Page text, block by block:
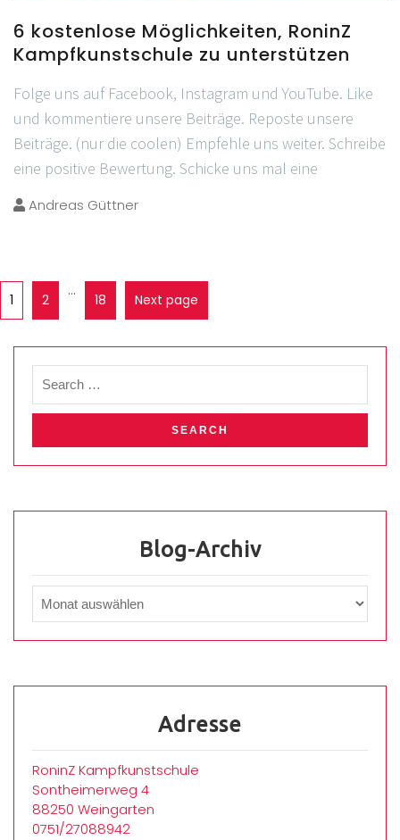
6 kostenlose Möglichkeiten, RoninZ
Kampfkunstschule zu unterstützen
Folge uns auf Facebook, Instagram und YouTube. Like
und kommentiere unsere Beiträge. Reposte unsere
Beiträge. (nur die coolen) Empfehle uns weiter. Schreibe
eine positive Bewertung. Schicke uns mal eine
Andreas Güttner
1 2
…
18 Next page
Blog-Archiv
Adresse
RoninZ Kampfkunstschule
Sontheimerweg 4
88250 Weingarten
0751/27088942